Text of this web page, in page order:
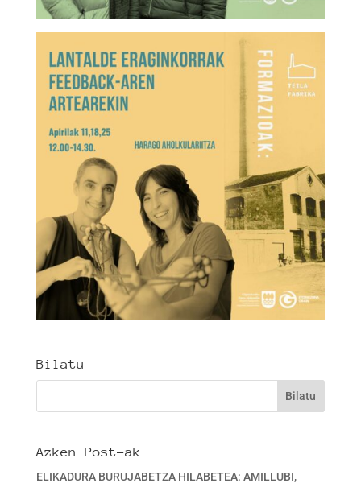
Bilatu
Azken Post-ak
ELIKADURA BURUJABETZA HILABETEA: AMILLUBI,